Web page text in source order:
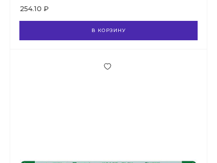
254.10 ₽
В КОРЗИНУ